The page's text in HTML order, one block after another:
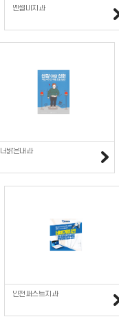
엔젤미치과
더맑은내과
인천퍼스트치과